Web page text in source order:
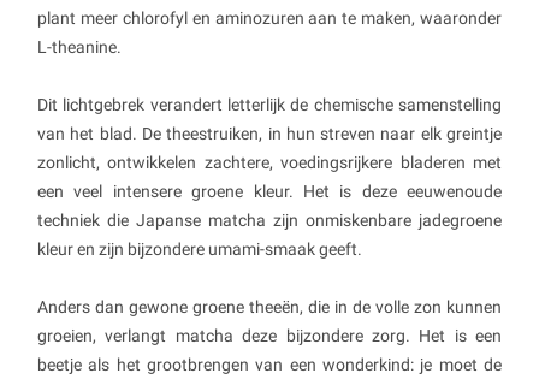
plant meer chlorofyl en aminozuren aan te maken, waaronder
L-theanine.
Dit lichtgebrek verandert letterlijk de chemische samenstelling
van het blad. De theestruiken, in hun streven naar elk greintje
zonlicht, ontwikkelen zachtere, voedingsrijkere bladeren met
een veel intensere groene kleur. Het is deze eeuwenoude
techniek die Japanse matcha zijn onmiskenbare jadegroene
kleur en zijn bijzondere umami-smaak geeft.
Anders dan gewone groene theeën, die in de volle zon kunnen
groeien, verlangt matcha deze bijzondere zorg. Het is een
beetje als het grootbrengen van een wonderkind: je moet de